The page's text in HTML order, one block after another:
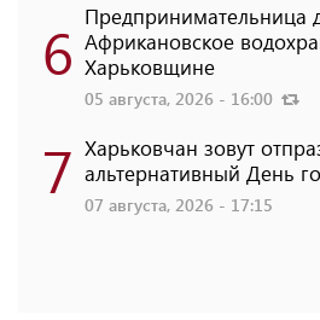
6 Предпринимательница
Африкановское
Харьковщине
05 августа, 2026 - 16:00
7 Харьковчан зовут
альтернативный День
07 августа, 2026 - 17:15